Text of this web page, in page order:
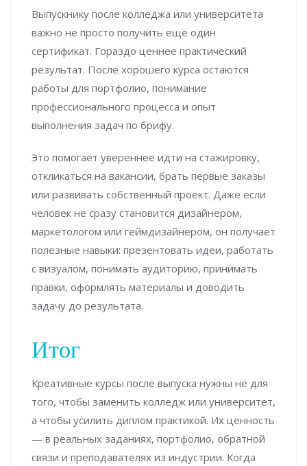
Выпускнику после колледжа или университета
важно не просто получить ещё один
сертификат. Гораздо ценнее практический
результат. После хорошего курса остаются
работы для портфолио, понимание
профессионального процесса и опыт
выполнения задач по брифу.
Это помогает увереннее идти на стажировку,
откликаться на вакансии, брать первые заказы
или развивать собственный проект. Даже если
человек не сразу становится дизайнером,
маркетологом или геймдизайнером, он получает
полезные навыки: презентовать идеи, работать
с визуалом, понимать аудиторию, принимать
правки, оформлять материалы и доводить
задачу до результата.
Итог
Креативные курсы после выпуска нужны не для
того, чтобы заменить колледж или университет,
а чтобы усилить диплом практикой. Их ценность
— в реальных заданиях, портфолио, обратной
связи и преподавателях из индустрии. Когда